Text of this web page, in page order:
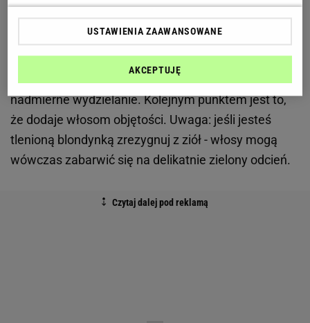
saszetki, które parzymy pod przykryciem około 5-10
minut. Kiedy napar ostygnie można nim płukać
umyte wcześniej włosy. Płyn ma za zadanie
wchłaniać nadmiar sebum i hamować jego
nadmierne wydzielanie. Kolejnym punktem jest to,
że dodaje włosom objętości. Uwaga: jeśli jesteś
tlenioną blondynką zrezygnuj z ziół - włosy mogą
wówczas zabarwić się na delikatnie zielony odcień.
USTAWIENIA ZAAWANSOWANE
AKCEPTUJĘ